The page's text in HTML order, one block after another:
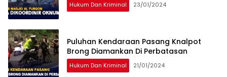
Hukum Dan Kriminal 23/01/2024
Puluhan Kendaraan Pasang Knalpot
Brong Diamankan Di Perbatasan
Hukum Dan Kriminal 21/01/2024